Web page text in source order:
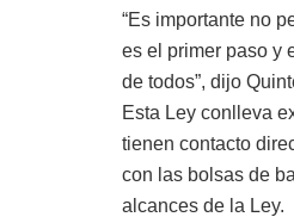
“Es importante no
es el primer paso y
de todos”, dijo
Esta Ley conlleva
tienen contacto
con las bolsas de
alcances de la Ley.